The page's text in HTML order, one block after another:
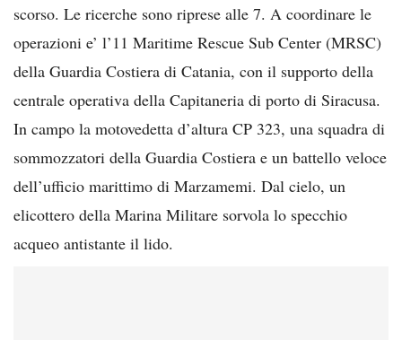
scorso. Le ricerche sono riprese alle 7. A coordinare le
operazioni e’ l’11 Maritime Rescue Sub Center (MRSC)
della Guardia Costiera di Catania, con il supporto della
centrale operativa della Capitaneria di porto di Siracusa.
In campo la motovedetta d’altura CP 323, una squadra di
sommozzatori della Guardia Costiera e un battello veloce
dell’ufficio marittimo di Marzamemi. Dal cielo, un
elicottero della Marina Militare sorvola lo specchio
acqueo antistante il lido.